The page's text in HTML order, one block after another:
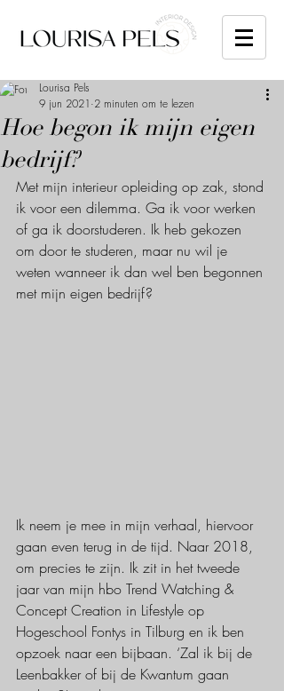
Hoe begon ik mijn eigen
bedrijf?
Lourisa Pels
9 jun 2021 2 minuten om te lezen
Met mijn interieur opleiding op zak, stond
ik voor een dilemma. Ga ik voor werken
of ga ik doorstuderen. Ik heb gekozen
om door te studeren, maar nu wil je
weten wanneer ik dan wel ben begonnen
met mijn eigen bedrijf?
Ik neem je mee in mijn verhaal, hiervoor
gaan even terug in de tijd. Naar 2018,
om precies te zijn. Ik zit in het tweede
jaar van mijn hbo Trend Watching &
Concept Creation in Lifestyle op
Hogeschool Fontys in Tilburg en ik ben
opzoek naar een bijbaan. ‘Zal ik bij de
Leenbakker of bij de Kwantum gaan